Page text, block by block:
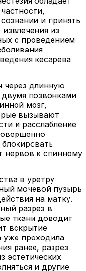
и принять
из
с проведением
кесарева
через длинную
позвонками
мозг,
вызывают
и расслабление
нервов к спинному
в уретру
мочевой пузырь
на матку.
разрез в
ткани доводит
вскрытие
уже проходила
ранее, разрез
эстетических
и другие